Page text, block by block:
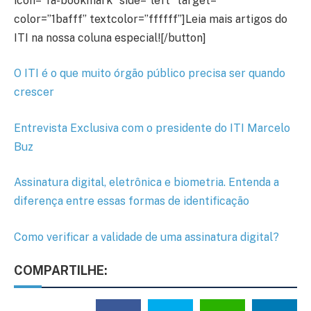
color=”1bafff” textcolor=”ffffff”]Leia mais artigos do
ITI na nossa coluna especial![/button]
O ITI é o que muito órgão público precisa ser quando
crescer
Entrevista Exclusiva com o presidente do ITI Marcelo
Buz
Assinatura digital, eletrônica e biometria. Entenda a
diferença entre essas formas de identificação
Como verificar a validade de uma assinatura digital?
COMPARTILHE: